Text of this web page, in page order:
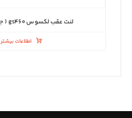
لنت عقب لکسوس gs۴۶۰ ( جی اس ۴۶۰ )
اطلاعات بیشتر